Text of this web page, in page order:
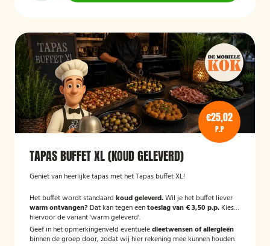
€25,02
P.P
TAPAS BUFFET XL (KOUD GELEVERD)
Geniet van heerlijke tapas met het Tapas buffet XL!
Het buffet wordt standaard koud geleverd.Wil je het buffet liever
warm ontvangen? Dat kan tegen eentoeslag van € 3,50 p.p. Kies
hiervoor de variant 'warm geleverd'.
Geef in het opmerkingenveld eventueledieetwensen of allergieën
binnen de groep door, zodat wij hier rekening mee kunnen houden.